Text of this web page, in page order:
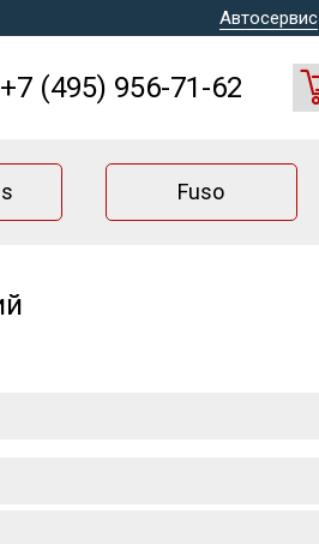
Автосервис
+7 (495) 956-71-62
Fuso